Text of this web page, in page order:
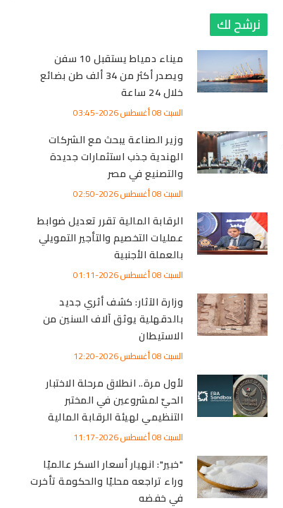
نرشح لك
ميناء دمياط يستقبل 10 سفن
ويصدر أكثر من 34 ألف طن بضائع
خلال 24 ساعة
السبت 08 أغسطس 2026-03:45
وزير الصناعة يبحث مع الشركات
الهندية جذب استثمارات جديدة
والتصنيع في مصر
السبت 08 أغسطس 2026-02:50
الرقابة المالية تقرر تعديل ضوابط
عمليات التخصيم والتأجير التمويلي
بالعملة الأجنبية
السبت 08 أغسطس 2026-01:11
وزارة الآثار: كشف أثري جديد
بالدقهلية يوثق آلاف السنين من
الاستيطان
السبت 08 أغسطس 2026-12:20
لأول مرة.. انطلاق مرحلة الاختبار
الحيّ لمشروعين في المختبر
التنظيمي لهيئة الرقابة المالية
السبت 08 أغسطس 2026-11:17
"خبير": انهيار أسعار السكر عالميًا
وراء تراجعه محليًا والحكومة تأخرت
في خفضه